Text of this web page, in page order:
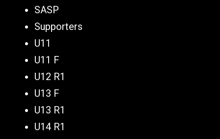
SASP
Supporters
U11
U11 F
U12 R1
U13 F
U13 R1
U14 R1